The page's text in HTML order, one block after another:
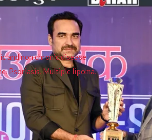
and non chronic disease
Psoriasis, Multiple lipoma,